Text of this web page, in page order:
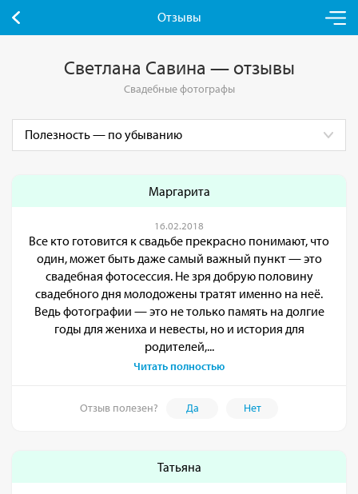
Отзывы
Светлана Савина — отзывы
Свадебные фотографы
Маргарита
16.02.2018
Все кто готовится к свадьбе прекрасно понимают, что
один, может быть даже самый важный пункт — это
свадебная фотосессия. Не зря добрую половину
свадебного дня молодожены тратят именно на неё.
Ведь фотографии — это не только память на долгие
годы для жениха и невесты, но и история для
родителей,...
Читать полностью
Отзыв полезен? Да Нет
Татьяна